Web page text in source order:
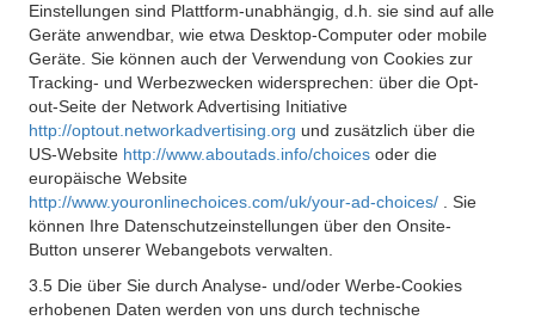
Einstellungen sind Plattform-unabhängig, d.h. sie sind auf alle
Geräte anwendbar, wie etwa Desktop-Computer oder mobile
Geräte. Sie können auch der Verwendung von Cookies zur
Tracking- und Werbezwecken widersprechen: über die Opt-
out-Seite der Network Advertising Initiative
http://optout.networkadvertising.org und zusätzlich über die
US-Website http://www.aboutads.info/choices oder die
europäische Website
http://www.youronlinechoices.com/uk/your-ad-choices/
. Sie
können Ihre Datenschutzeinstellungen über den Onsite-
Button unserer Webangebots verwalten.
3.5 Die über Sie durch Analyse- und/oder Werbe-Cookies
erhobenen Daten werden von uns durch technische